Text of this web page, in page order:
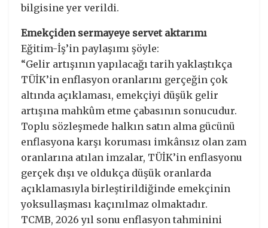
bilgisine yer verildi.
Emekçiden sermayeye servet aktarımı
Eğitim-İş’in paylaşımı şöyle:
“Gelir artışının yapılacağı tarih yaklaştıkça
TÜİK’in enflasyon oranlarını gerçeğin çok
altında açıklaması, emekçiyi düşük gelir
artışına mahkûm etme çabasının sonucudur.
Toplu sözleşmede halkın satın alma gücünü
enflasyona karşı koruması imkânsız olan zam
oranlarına atılan imzalar, TÜİK’in enflasyonu
gerçek dışı ve oldukça düşük oranlarda
açıklamasıyla birleştirildiğinde emekçinin
yoksullaşması kaçınılmaz olmaktadır.
TCMB, 2026 yıl sonu enflasyon tahminini